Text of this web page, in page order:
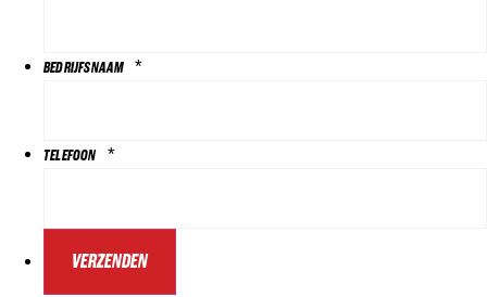
BEDRIJFSNAAM *
TELEFOON *